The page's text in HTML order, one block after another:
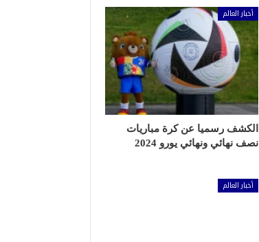
أخبار العالم
الكشف رسميا عن كرة مباريات
نصف نهائي ونهائي يورو 2024
أخبار العالم